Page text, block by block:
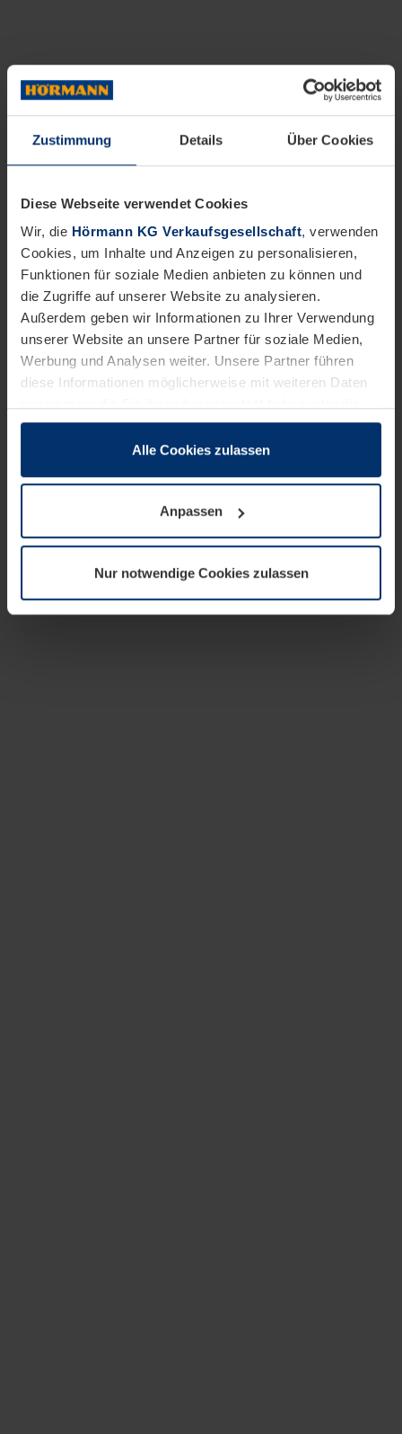
Zustimmung Details Über Cookies
Diese Webseite verwendet Cookies
Wir, die Hörmann KG Verkaufsgesellschaft, verwenden
Cookies, um Inhalte und Anzeigen zu personalisieren,
Funktionen für soziale Medien anbieten zu können und
die Zugriffe auf unserer Website zu analysieren.
Außerdem geben wir Informationen zu Ihrer Verwendung
unserer Website an unsere Partner für soziale Medien,
Werbung und Analysen weiter. Unsere Partner führen
diese Informationen möglicherweise mit weiteren Daten
sie im Rahmen Ihrer Nutzung der Dienste gesammelt
wenn diese für den Betrieb dieser Seite unbedingt
notwendig sind. Für alle anderen Cookie-Typen benötigen
wir Ihre Erlaubnis. Ihre Einwilligung können Sie jederzeit
Datenschutzerklärungunserer Website ändern oder
widerrufen.
Alle Cookies zulassen
Anpassen
Nur notwendige Cookies zulassen